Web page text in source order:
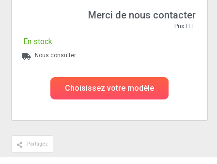
Merci de nous contacter
Prix H.T.
En stock
Nous consulter
Choisissez votre modèle
Partagez